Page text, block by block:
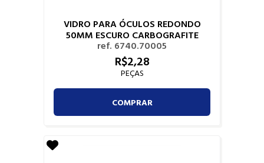
VIDRO PARA ÓCULOS REDONDO
50MM ESCURO CARBOGRAFITE
ref. 6740.70005
R$2,28
PEÇAS
COMPRAR